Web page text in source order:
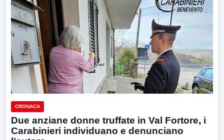
CRONACA
Due anziane donne truffate in Val Fortore, i
Carabinieri individuano e denunciano